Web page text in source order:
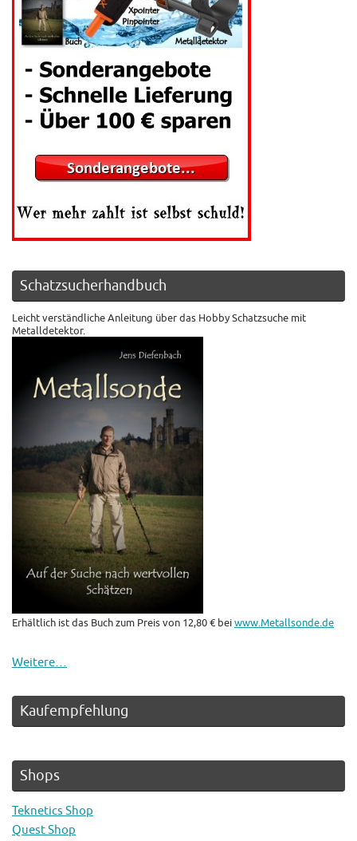
Schatzsucherhandbuch
Leicht verständliche Anleitung über das Hobby Schatzsuche mit
Metalldetektor.
Erhältlich ist das Buch zum Preis von 12,80 € beiwww.Metallsonde.de
Weitere…
Kaufempfehlung
Shops
Teknetics Shop
Quest Shop